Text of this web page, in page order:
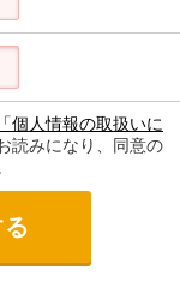
「個人情報の取扱いに
読みになり、同意の